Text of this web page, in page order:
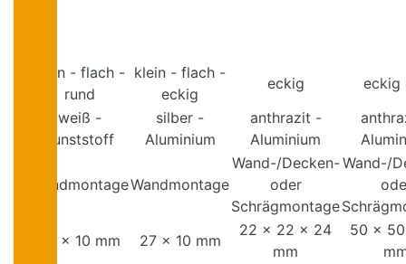
klein - flach -
rund
klein - flach -
eckig
eckig
eckig
weiß -
Kunststoff
silber -
Aluminium
anthrazit -
Aluminium
WandmontageWandmontage
Wand-/Decken-
oder
Schrägmontage
Wand-/
23 x 10 mm
27 x 10 mm
22 x 22 x 24
mm
50 x